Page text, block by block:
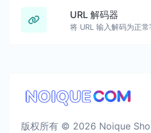
URL 解码器
版权所有 © 2026 Noique